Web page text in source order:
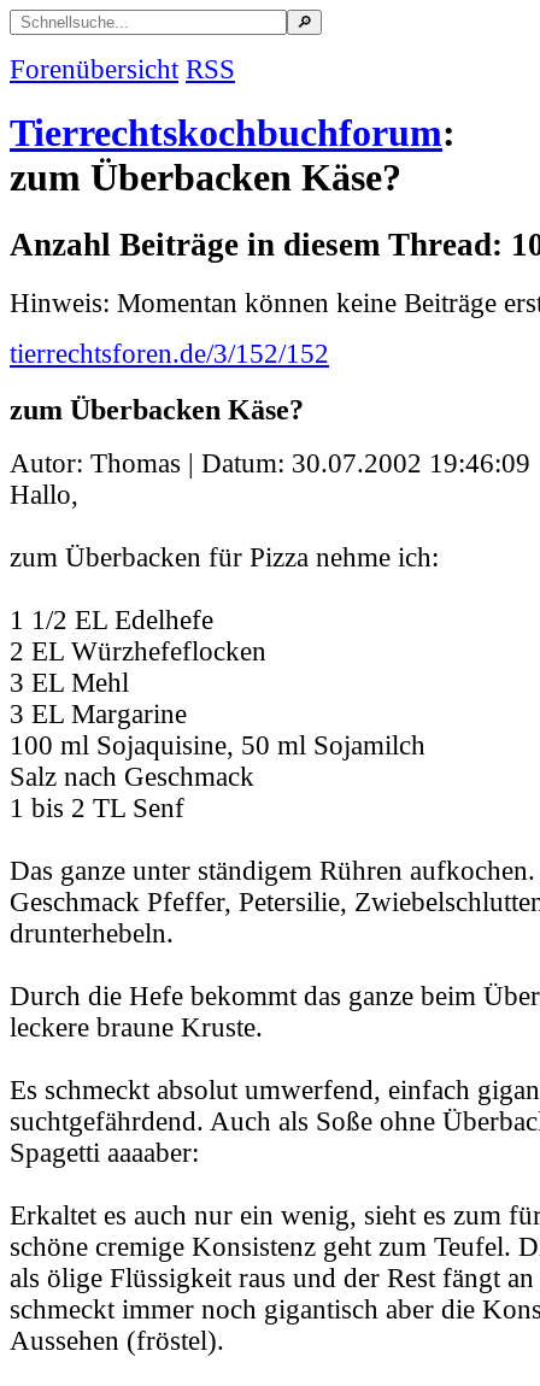
Forenübersicht RSS
Tierrechtskochbuchforum:
zum Überbacken Käse?
Anzahl Beiträge in diesem Thread:
Hinweis: Momentan können keine Beiträge
tierrechtsforen.de/3/152/152
zum Überbacken Käse?
Autor: Thomas | Datum: 30.07.2002 19:46:09
Hallo,
zum Überbacken für Pizza nehme ich:
1 1/2 EL Edelhefe
2 EL Würzhefeflocken
3 EL Mehl
3 EL Margarine
100 ml Sojaquisine, 50 ml Sojamilch
Salz nach Geschmack
1 bis 2 TL Senf
Das ganze unter ständigem Rühren
Geschmack Pfeffer, Petersilie,
drunterhebeln.
Durch die Hefe bekommt das ganze beim
leckere braune Kruste.
Es schmeckt absolut umwerfend, einfach
suchtgefährdend. Auch als Soße ohne
Spagetti aaaaber:
Erkaltet es auch nur ein wenig, sieht es zum
schöne cremige Konsistenz geht zum Teufel.
als ölige Flüssigkeit raus und der Rest fängt
schmeckt immer noch gigantisch aber die
Aussehen (fröstel).